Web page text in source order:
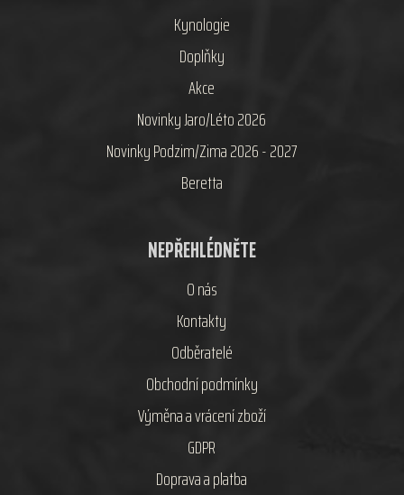
Kynologie
Doplňky
Akce
Novinky Jaro/Léto 2026
Novinky Podzim/Zima 2026 - 2027
Beretta
NEPŘEHLÉDNĚTE
O nás
Kontakty
Odběratelé
Obchodní podmínky
Výměna a vrácení zboží
GDPR
Doprava a platba